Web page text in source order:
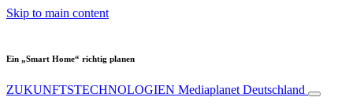
Skip to main content
Ein „Smart Home“ richtig planen
ZUKUNFTSTECHNOLOGIEN Mediaplanet Deutschland